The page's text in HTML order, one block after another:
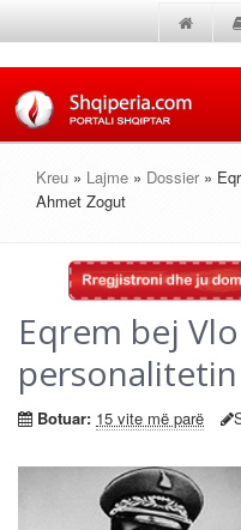
Kreu » Lajme » Dossier »
Ahmet Zogut
Eqrem bej
Botuar: 15 vite më parë